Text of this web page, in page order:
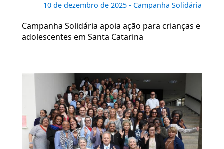
10 de dezembro de 2025 - Campanha Solidária
Campanha Solidária apoia ação para crianças e
adolescentes em Santa Catarina